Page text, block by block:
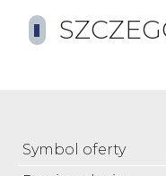
Symbol oferty